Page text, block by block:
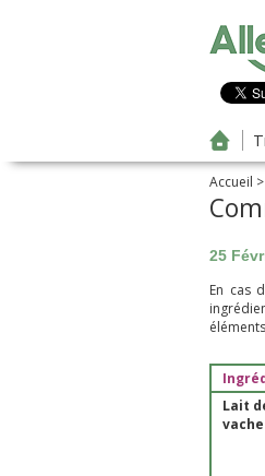
Accueil >
25
En cas
Lait
vache